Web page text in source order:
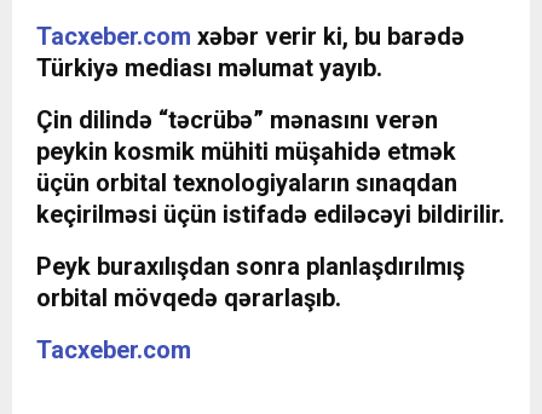
Tacxeber.com xəbər verir ki, bu barədə
Türkiyə mediası məlumat yayıb.
Çin dilində “təcrübə” mənasını verən
peykin kosmik mühiti müşahidə etmək
üçün orbital texnologiyaların sınaqdan
keçirilməsi üçün istifadə ediləcəyi bildirilir.
Peyk buraxılışdan sonra planlaşdırılmış
orbital mövqedə qərarlaşıb.
Tacxeber.com